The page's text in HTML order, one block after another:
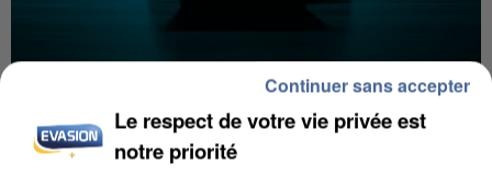
Les données de 300 000 clients dérobées à
Intermarché après une...
Le respect de votre vie privée est
notre priorité
Continuer sans accepter